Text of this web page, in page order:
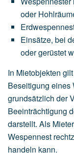
oder
Einsätze, bei
odergerüstet
In Mietobjekten
Beseitigung eines
grundsätzlich der
Beeinträchtigung
darstellt. Als
Wespennest
handeln kann.